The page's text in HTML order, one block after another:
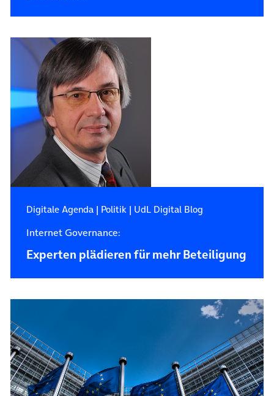
Digitale Agenda| Politik| UdL Digital Blog
Internet Governance:
Experten plädieren für mehr Beteiligung